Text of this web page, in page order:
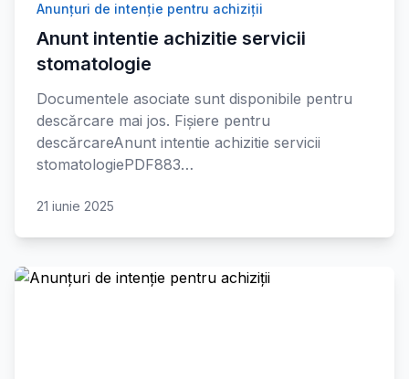
Anunțuri de intenție pentru achiziții
Anunt intentie achizitie servicii
stomatologie
Documentele asociate sunt disponibile pentru
descărcare mai jos. Fișiere pentru
descărcareAnunt intentie achizitie servicii
stomatologiePDF883…
21 iunie 2025